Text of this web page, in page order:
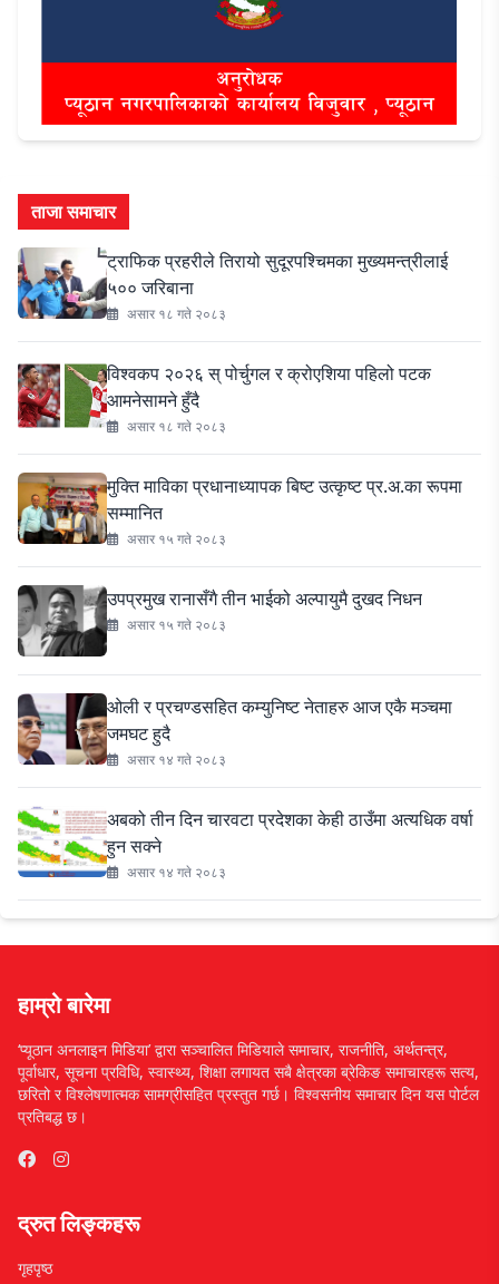
ताजा समाचार
ट्राफिक प्रहरीले तिरायो सुदूरपश्चिमका मुख्यमन्त्रीलाई
५०० जरिबाना
असार १८ गते २०८३
विश्वकप २०२६ स् पोर्चुगल र क्रोएशिया पहिलो पटक
आमनेसामने हुँदै
असार १८ गते २०८३
मुक्ति माविका प्रधानाध्यापक बिष्ट उत्कृष्ट प्र.अ.का रूपमा
सम्मानित
असार १५ गते २०८३
उपप्रमुख रानासँगै तीन भाईको अल्पायुमै दुखद निधन
असार १५ गते २०८३
ओली र प्रचण्डसहित कम्युनिष्ट नेताहरु आज एकै मञ्चमा
जमघट हुदै
असार १४ गते २०८३
अबको तीन दिन चारवटा प्रदेशका केही ठाउँमा अत्यधिक वर्षा
हुन सक्ने
असार १४ गते २०८३
हाम्रो बारेमा
‘प्यूठान अनलाइन मिडिया’ द्वारा सञ्चालित मिडियाले समाचार, राजनीति, अर्थतन्त्र,
पूर्वाधार, सूचना प्रविधि, स्वास्थ्य, शिक्षा लगायत सबै क्षेत्रका ब्रेकिङ समाचारहरू सत्य,
छरितो र विश्लेषणात्मक सामग्रीसहित प्रस्तुत गर्छ। विश्वसनीय समाचार दिन यस पोर्टल
प्रतिबद्ध छ।
द्रुत लिङ्कहरू
गृहपृष्ठ